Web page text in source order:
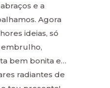
e a
Agora
ideias, só
bem bonita e…
radiantes de